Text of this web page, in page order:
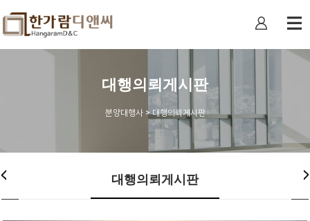
대행의뢰게시판
분양대행사 > 대행의뢰게시판
대행의뢰게시판